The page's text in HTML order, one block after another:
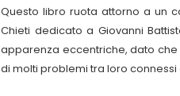
Questo libro ruota attorno a un
Chieti dedicato a Giovanni
apparenza eccentriche, dato
di molti problemi tra loro